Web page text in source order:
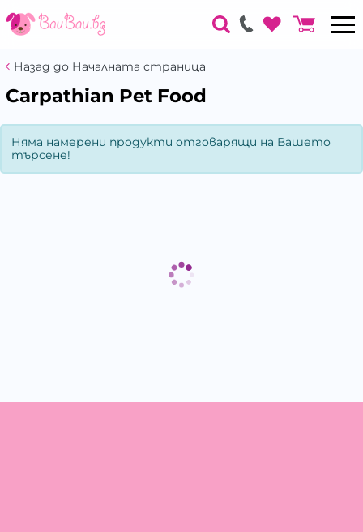
Назад до Началната страница
Carpathian Pet Food
Няма намерени продукти отговарящи на Вашето
търсене!